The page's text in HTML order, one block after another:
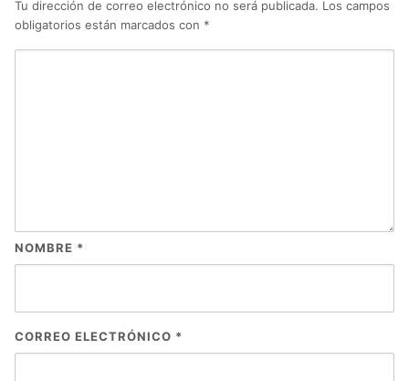
Tu dirección de correo electrónico no será publicada. Los campos
obligatorios están marcados con *
NOMBRE *
CORREO ELECTRÓNICO *